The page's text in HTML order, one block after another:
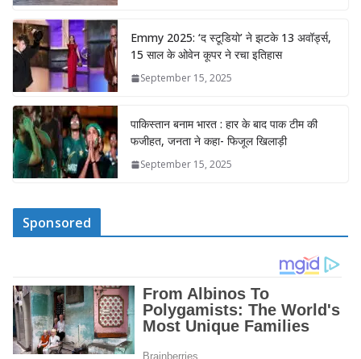
Emmy 2025: ‘द स्टूडियो’ ने झटके 13 अवॉर्ड्स,
15 साल के ओवेन कूपर ने रचा इतिहास
September 15, 2025
पाकिस्तान बनाम भारत : हार के बाद पाक टीम की
फजीहत, जनता ने कहा- फिजूल खिलाड़ी
September 15, 2025
Sponsored